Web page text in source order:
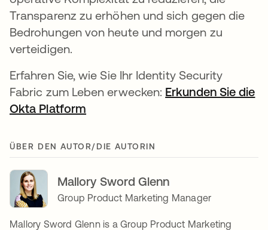
Transparenz zu erhöhen und sich gegen die
Bedrohungen von heute und morgen zu
verteidigen.
Erfahren Sie, wie Sie Ihr Identity Security
Fabric zum Leben erwecken: Erkunden Sie die
Okta Platform
ÜBER DEN AUTOR/DIE AUTORIN
Mallory Sword Glenn
Group Product Marketing Manager
Mallory Sword Glenn is a Group Product Marketing